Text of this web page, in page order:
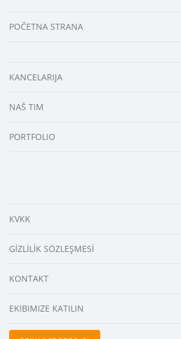
POČETNA STRANA
KANCELARIJA
NAŠ TIM
PORTFOLIO
KVKK
GİZLİLİK SÖZLEŞMESİ
KONTAKT
EKIBIMIZE KATILIN